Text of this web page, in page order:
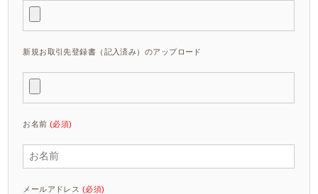
新規お取引先登録書（記入済み）のアップロード
お名前 (必須)
メールアドレス (必須)